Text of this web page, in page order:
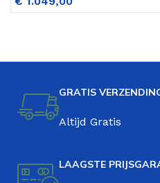
GRATIS
Altijd Gratis
LAAGSTE